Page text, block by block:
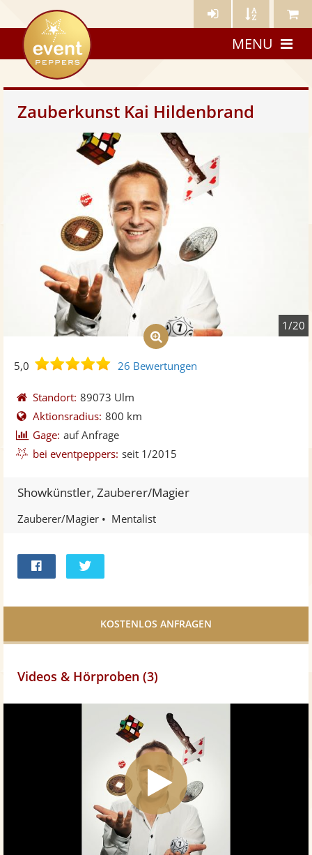
Künstler- Künstler Meine
eventpeppers
MENU
Zauberkunst Kai Hildenbrand
1/20
5,0
5,0
5
Sternen
26 Bewertungen
Standort: 89073 Ulm
Aktionsradius: 800 km
Gage: auf Anfrage
bei eventpeppers: seit 1/2015
Showkünstler, Zauberer/Magier
Zauberer/Magier Mentalist
Facebook
Videos & Hörproben (3)